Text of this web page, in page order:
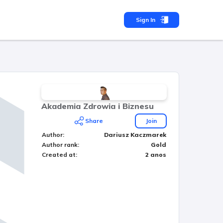
Sign In
Akademia Zdrowia i Biznesu
Share
Join
Author:
Dariusz Kaczmarek
Author rank:
Gold
Created at: 2 anos